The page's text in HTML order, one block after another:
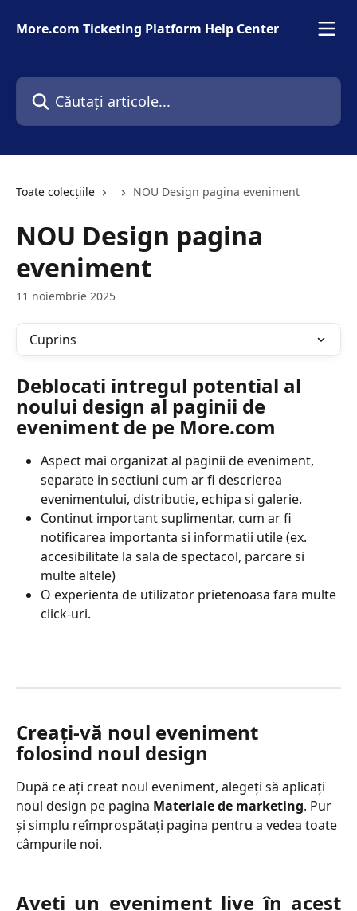
More.com Ticketing Platform Help Center
Căutați articole...
Toate colecțiile NOU Design pagina eveniment
NOU Design pagina
eveniment
11 noiembrie 2025
Cuprins
Deblocati intregul potential al
noului design al paginii de
eveniment de pe More.com
Aspect mai organizat al paginii de eveniment,
separate in sectiuni cum ar fi descrierea
evenimentului, distributie, echipa si galerie.
Continut important suplimentar, cum ar fi
notificarea importanta si informatii utile (ex.
accesibilitate la sala de spectacol, parcare si
multe altele)
O experienta de utilizator prietenoasa fara multe
click-uri.
Creați-vă noul eveniment
folosind noul design
După ce ați creat noul eveniment, alegeți să aplicați
noul design pe pagina Materiale de marketing. Pur
și simplu reîmprospătați pagina pentru a vedea toate
câmpurile noi.
Aveti un eveniment live în acest